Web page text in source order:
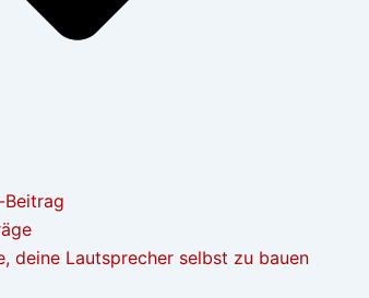
Beitrag
deine Lautsprecher selbst zu bauen